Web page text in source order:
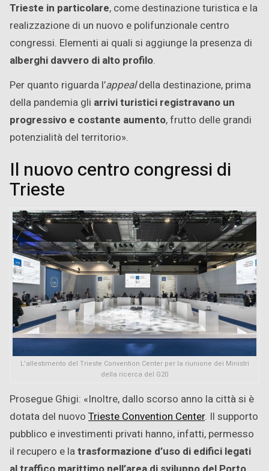
Trieste in particolare, come destinazione turistica e la
realizzazione di un nuovo e polifunzionale centro
congressi. Elementi ai quali si aggiunge la presenza di
alberghi davvero di alto profilo.
Per quanto riguarda l’appealdella destinazione, prima
della pandemia gli arrivi turistici registravano un
progressivo e costante aumento, frutto delle grandi
potenzialità del territorio».
Il nuovo centro congressi di
Trieste
L’allestimento del Trieste Convention Center per la riunione dei Ministri
della ricerca del G20
Prosegue Ghigi: «Inoltre, dallo scorso anno la città si è
dotata del nuovo Trieste Convention Center. Il supporto
pubblico e investimenti privati hanno, infatti, permesso
il recupero e latrasformazione d’uso di edifici legati